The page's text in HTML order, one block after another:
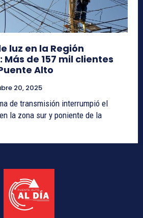
luz en la Región
de 157 mil clientes
Alto
20, 2025
de transmisión interrumpió el
la zona sur y poniente de la